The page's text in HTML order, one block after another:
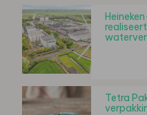
Tetra